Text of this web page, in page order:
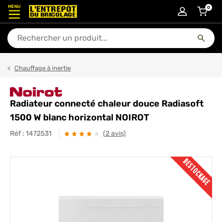
MENU
En quoi puis-je vous aider ?
0article
Chauffage à inertie
Radiateur connecté chaleur douce Radiasoft
1500 W blanc horizontal NOIROT
Réf : 1472531 (2 avis)
DESTOCKAGE